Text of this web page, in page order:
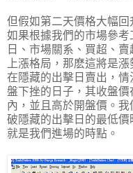
但假如第二天價格大幅
如果根據我們的市場參
日、市場關系、買超、
上漲格局，那麽這將是
在隱藏的出擊日賣出，
盤下挫的日子，其收盤
內，並且高於開盤價。
破隱藏的出擊日的最低
就是我們進場的時點。